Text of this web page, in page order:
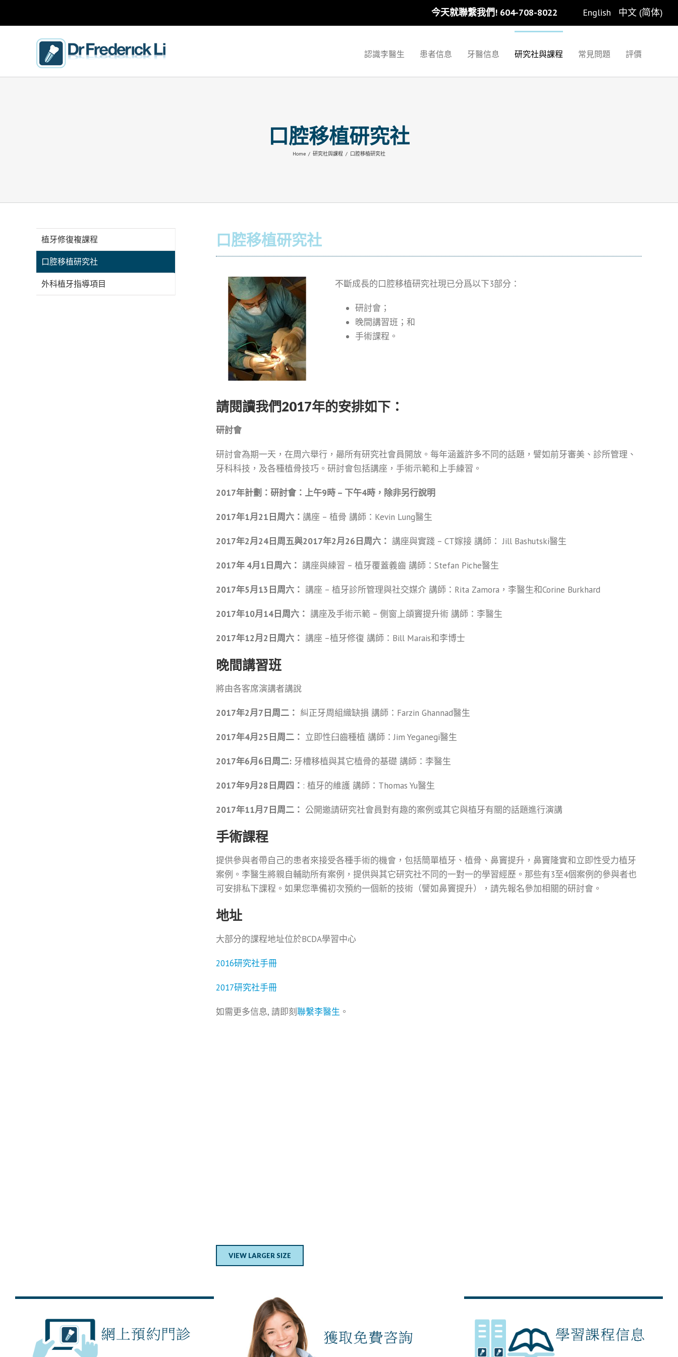
English 中文 (简体)
今天就聯繫我們! 604-708-8022
認識李醫生 患者信息 牙醫信息 研究社與課程 常見問題 評價
口腔移植研究社
Home / 研究社與課程 / 口腔移植研究社
口腔移植研究社
不斷成長的口腔移植研究社現已分爲以下3部分：
研討會；
晚間講習班；和
手術課程。
請閱讀我們2017年的安排如下：
研討會
研討會為期一天，在周六舉行，曏所有研究社會員開放。每年涵蓋許多不同的話題，譬如前牙審美、診所管理、
牙科科技，及各種植骨技巧。研討會包括講座，手術示範和上手練習。
2017年計劃：研討會：上午9時 – 下午4時，除非另行說明
2017年1月21日周六： 講座 – 植骨 講師：Kevin Lung醫生
2017年2月24日周五與2017年2月26日周六： 講座與實踐 – CT嫁接 講師： Jill Bashutski醫生
2017年 4月1日周六： 講座與練習 – 植牙覆蓋義齒 講師：Stefan Piche醫生
2017年5月13日周六： 講座 – 植牙診所管理與社交媒介 講師：Rita Zamora，李醫生和Corine Burkhard
2017年10月14日周六： 講座及手術示範 – 側窗上頜竇提升術 講師：李醫生
2017年12月2日周六： 講座 –植牙修復 講師：Bill Marais和李博士
晚間講習班
將由各客席演講者講說
2017年2月7日周二： 糾正牙周組織缺損 講師：Farzin Ghannad醫生
2017年4月25日周二： 立即性臼齒種植 講師：Jim Yeganegi醫生
2017年6月6日周二: 牙槽移植與其它植骨的基礎 講師：李醫生
2017年9月28日周四： : 植牙的維護 講師：Thomas Yu醫生
2017年11月7日周二： 公開邀請研究社會員對有趣的案例或其它與植牙有關的話題進行演講
手術課程
提供參與者帶自己的患者來接受各種手術的機會，包括簡單植牙、植骨、鼻竇提升，鼻竇隆實和立即性受力植牙
案例。李醫生將親自輔助所有案例，提供與其它研究社不同的一對一的學習經歷。那些有3至4個案例的參與者也
可安排私下課程。如果您準備初次預約一個新的技術（譬如鼻竇提升），請先報名參加相關的研討會。
地址
大部分的課程地址位於BCDA學習中心
2016研究社手冊
2017研究社手冊
如需更多信息, 請即刻聯繫李醫生 。
VIEW LARGER SIZE
植牙修復複課程
口腔移植研究社
外科植牙指導項目